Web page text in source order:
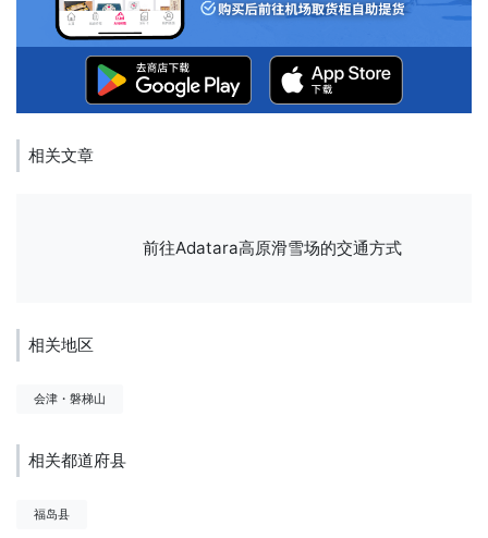
相关文章
前往Adatara高原滑雪场的交通方式
相关地区
会津・磐梯山
相关都道府县
福岛县